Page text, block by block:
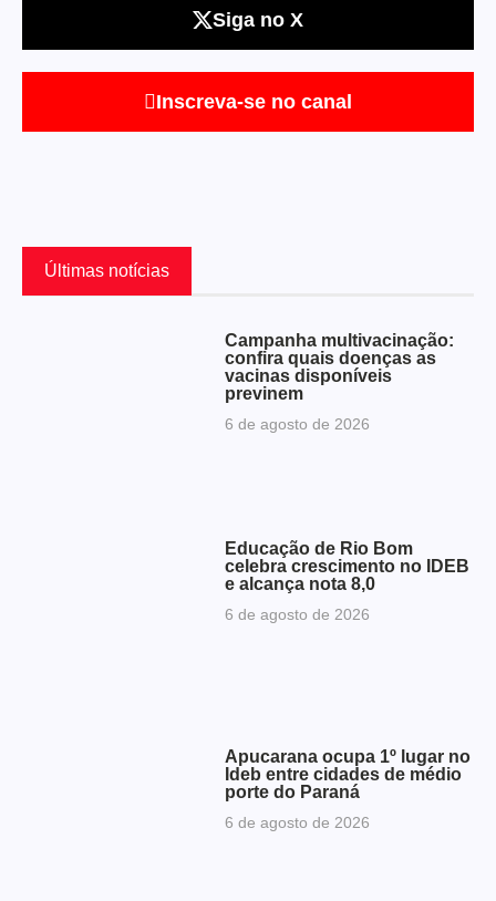
Siga no X
Inscreva-se no canal
Últimas notícias
Campanha multivacinação:
confira quais doenças as
vacinas disponíveis
previnem
6 de agosto de 2026
Educação de Rio Bom
celebra crescimento no IDEB
e alcança nota 8,0
6 de agosto de 2026
Apucarana ocupa 1º lugar no
Ideb entre cidades de médio
porte do Paraná
6 de agosto de 2026